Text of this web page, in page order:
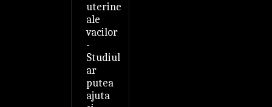
uterine
ale
vacilor
-
Studiul
ar
putea
ajuta